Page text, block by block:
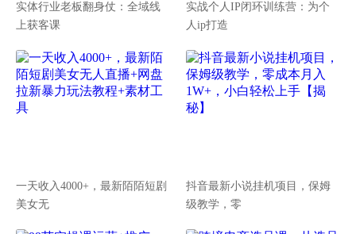
实体行业老板翻身仗：全域线
上获客课
实战个人IP闭环训练营：为个
人ip打造
一天收入4000+，最新陌陌短剧
美女无
抖音最新小说挂机项目，保姆
级教学，零